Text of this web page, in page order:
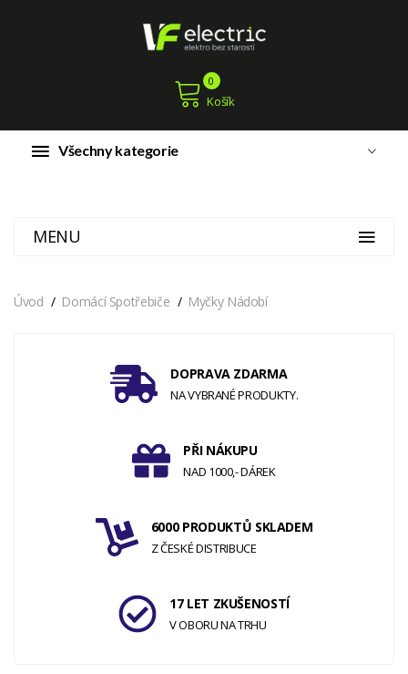
Košík
0
Všechny kategorie
MENU
Úvod Domácí Spotřebiče Myčky Nádobí
DOPRAVA ZDARMA
NA VYBRANÉ PRODUKTY.
PŘI NÁKUPU
NAD 1000,- DÁREK
6000 PRODUKTŮ SKLADEM
Z ČESKÉ DISTRIBUCE
17 LET ZKUŠENOSTÍ
V OBORU NA TRHU